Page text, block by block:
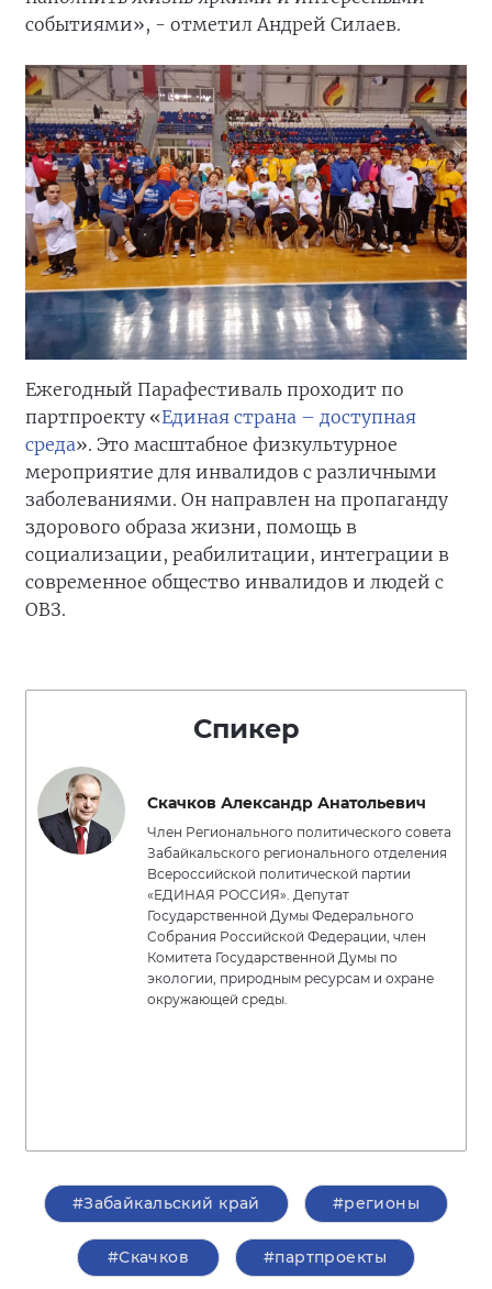
событиями», - отметил Андрей Силаев.
Ежегодный Парафестиваль проходит по
партпроекту «Единая страна – доступная
среда». Это масштабное физкультурное
мероприятие для инвалидов с различными
заболеваниями. Он направлен на пропаганду
здорового образа жизни, помощь в
социализации, реабилитации, интеграции в
современное общество инвалидов и людей с
ОВЗ.
Спикер
Скачков Александр Анатольевич
Член Регионального политического совета
Забайкальского регионального отделения
Всероссийской политической партии
«ЕДИНАЯ РОССИЯ». Депутат
Государственной Думы Федерального
Собрания Российской Федерации, член
Комитета Государственной Думы по
экологии, природным ресурсам и охране
окружающей среды.
#Забайкальский край #регионы
#Скачков #партпроекты